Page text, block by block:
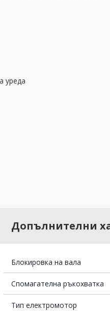
уреда
Допълнителни
Блокировка на вала
Спомагателна ръкохватка
Тип електромотор